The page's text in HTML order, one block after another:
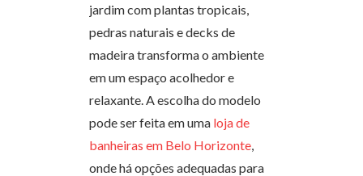
jardim com plantas tropicais,
pedras naturais e decks de
madeira transforma o ambiente
em um espaço acolhedor e
relaxante. A escolha do modelo
pode ser feita em uma loja de
banheiras em Belo Horizonte,
onde há opções adequadas para